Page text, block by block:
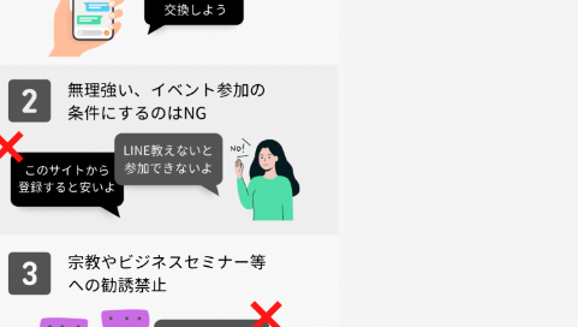
参加も大歓迎！
加入の方もOK！
し仲間が自然に増えるアットホームな空間です。
りの方も安心してご参加ください♪
できる！
感MAX！